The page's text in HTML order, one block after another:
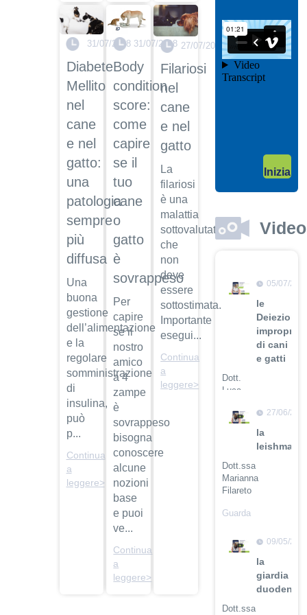
31/07/2018
Diabete
Mellito
nel
cane
e nel
gatto:
una
patologia
sempre
più
diffusa
Una
buona
gestione
dell’alimentazione
e la
regolare
somministrazione
di
insulina,
può
p...
Continua
a
leggere>
31/07/2018
Body
condition
score:
come
capire
se il
tuo
cane
o
gatto
è
sovrappeso
Per
capire
se il
nostro
amico
a 4
zampe
è
sovrappeso
bisogna
conoscere
alcune
nozioni
base
e puoi
ve...
Continua
a
leggere>
27/07/2018
Filariosi
nel
cane
e nel
gatto
La
filariosi
è una
malattia
sottovalutata
che
non
deve
essere
sottostimata.
Importante
esegui...
Continua
a
leggere>
Inizia
Video
04/10/
Garanzie
post
vendita
04/10/
Adozione
Dott.
Albano
Guarda
05/07/
le
Deiezioni
improprie
di cani
e gatti
Dott.
Luca
Guarda
27/06/
la
Dott.ssa
Marianna
Filareto
Guarda
09/05/
la
giardia
Dott.ssa